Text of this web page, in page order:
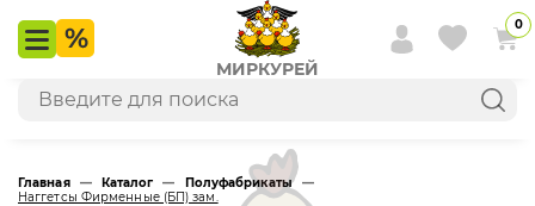
МИРКУРЕЙ
0
Главная — Каталог — Полуфабрикаты
—
Наггетсы Фирменные (БП) зам.